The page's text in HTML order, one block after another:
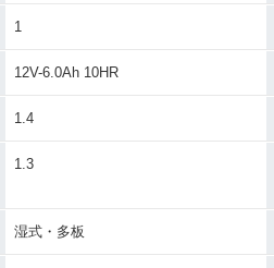
1
12V-6.0Ah 10HR
1.4
1.3
湿式・多板